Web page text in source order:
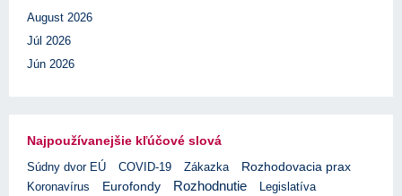
August 2026
Júl 2026
Jún 2026
Najpoužívanejšie kľúčové slová
Súdny dvor EÚ COVID-19 Zákazka Rozhodovacia prax
Koronavírus Eurofondy Rozhodnutie Legislatíva